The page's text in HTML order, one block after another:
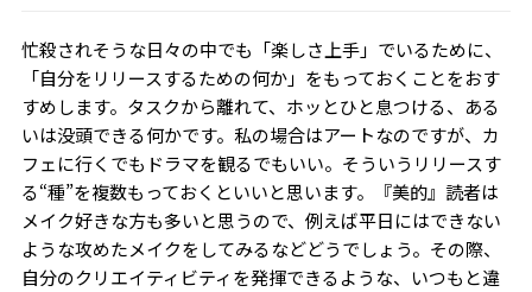
忙殺されそうな日々の中でも「楽しさ上手」でいるために、
「自分をリリースするための何か」をもっておくことをおす
すめします。タスクから離れて、ホッとひと息つける、ある
いは没頭できる何かです。私の場合はアートなのですが、カ
フェに行くでもドラマを観るでもいい。そういうリリースす
る“種”を複数もっておくといいと思います。『美的』読者は
メイク好きな方も多いと思うので、例えば平日にはできない
ような攻めたメイクをしてみるなどどうでしょう。その際、
自分のクリエイティビティを発揮できるような、いつもと違